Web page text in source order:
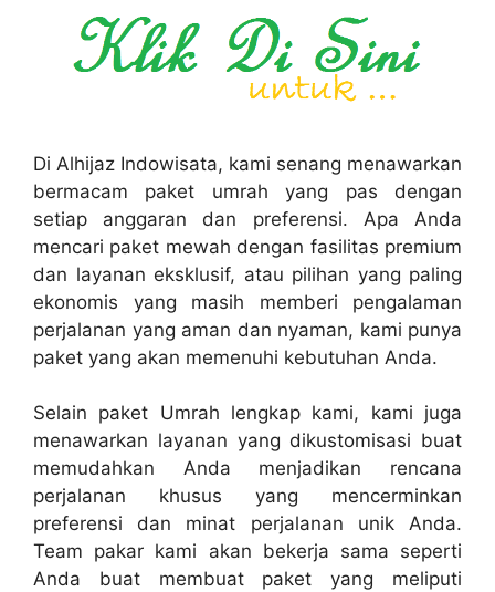
Di Alhijaz Indowisata, kami senang menawarkan
bermacam paket umrah yang pas dengan
setiap anggaran dan preferensi. Apa Anda
mencari paket mewah dengan fasilitas premium
dan layanan eksklusif, atau pilihan yang paling
ekonomis yang masih memberi pengalaman
perjalanan yang aman dan nyaman, kami punya
paket yang akan memenuhi kebutuhan Anda.
Selain paket Umrah lengkap kami, kami juga
menawarkan layanan yang dikustomisasi buat
memudahkan Anda menjadikan rencana
perjalanan khusus yang mencerminkan
preferensi dan minat perjalanan unik Anda.
Team pakar kami akan bekerja sama seperti
Anda buat membuat paket yang meliputi